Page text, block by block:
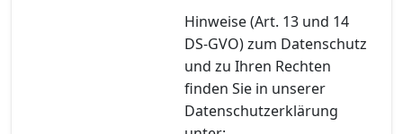
Hinweise (Art. 13 und 14
DS-GVO) zum Datenschutz
und zu Ihren Rechten
finden Sie in unserer
Datenschutzerklärung